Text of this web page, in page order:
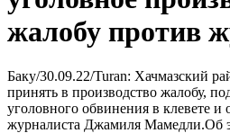
жалобу против
Баку/30.09.22/Turan: Хачмазский
принять в производство жалобу,
уголовного обвинения в клевете и
журналиста Джамиля Мамедли.Об